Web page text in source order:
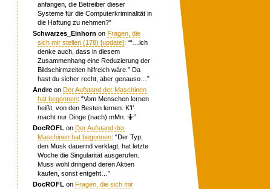
anfangen, die Betreiber dieser
Systeme für die Computerkriminalität in
die Haftung zu nehmen?”
Schwarzes_Einhorn onFragen, die
sich mir stellen (178) [update]: ““…ich
denke auch, dass in diesem
Zusammenhang eine Reduzierung der
Bildschirmzeiten hilfreich wäre.” Da
hast du sicher recht, aber genauso… ”
Andre onDer Aufstand der Maschinen
hat begonnen: “Vom Menschen lernen
heißt, von den Besten lernen. K’I’
macht nur Dinge (nach) mMn. 🤷”
DocROFL onDer Aufstand der
Maschinen hat begonnen: “Der Typ,
den Musk dauernd verklagt, hat letzte
Woche die Singularität ausgerufen.
Muss wohl dringend deren Aktien
kaufen, sonst entgeht… ”
DocROFL onFragen, die sich mir